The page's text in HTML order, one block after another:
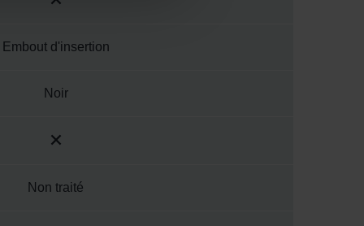
Embout d'insertion
Noir
Non traité